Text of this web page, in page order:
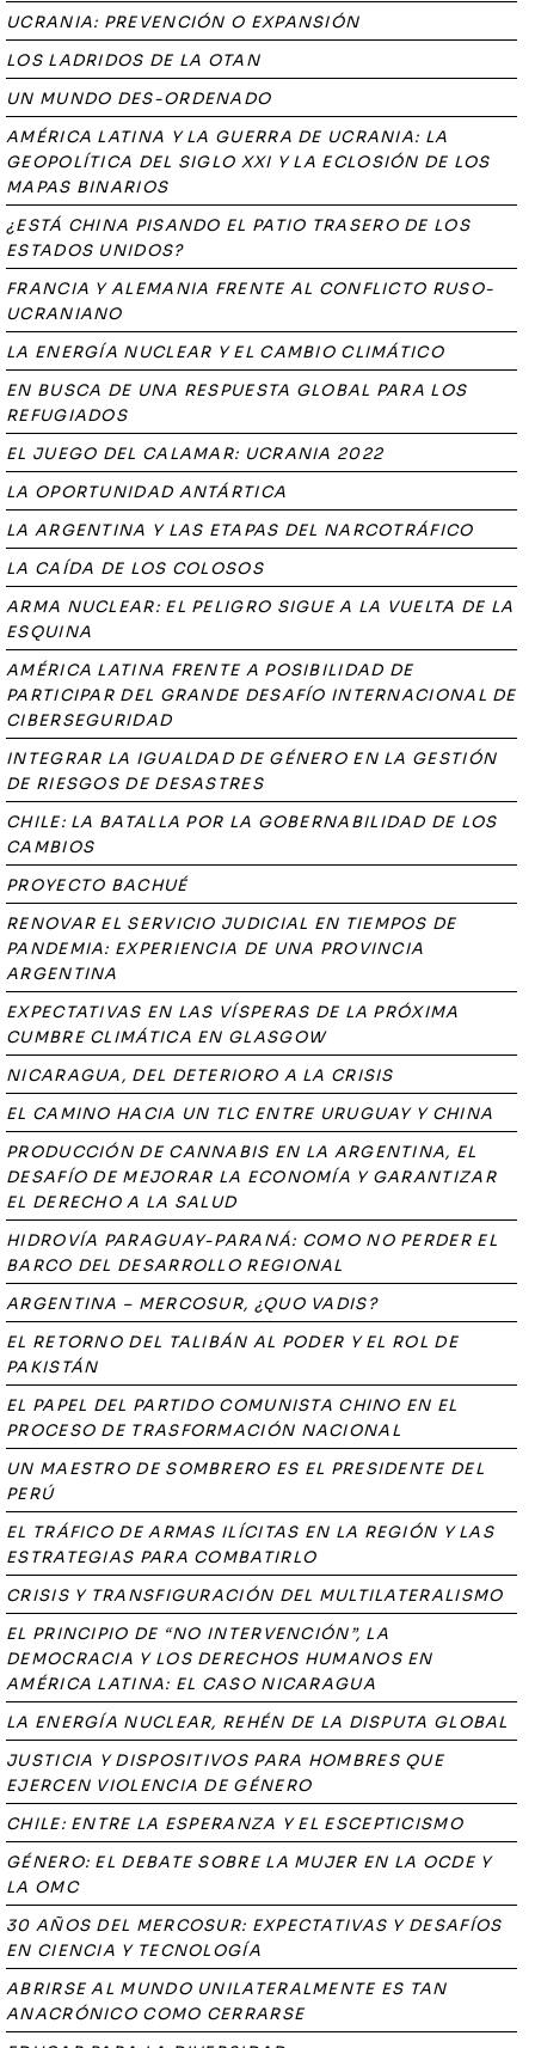
UCRANIA: PREVENCIÓN O EXPANSIÓN
LOS LADRIDOS DE LA OTAN
UN MUNDO DES-ORDENADO
AMÉRICA LATINA Y LA GUERRA DE UCRANIA: LA
GEOPOLÍTICA DEL SIGLO XXI Y LA ECLOSIÓN DE LOS
MAPAS BINARIOS
¿ESTÁ CHINA PISANDO EL PATIO TRASERO DE LOS
ESTADOS UNIDOS?
FRANCIA Y ALEMANIA FRENTE AL CONFLICTO RUSO-
UCRANIANO
LA ENERGÍA NUCLEAR Y EL CAMBIO CLIMÁTICO
EN BUSCA DE UNA RESPUESTA GLOBAL PARA LOS
REFUGIADOS
EL JUEGO DEL CALAMAR: UCRANIA 2022
LA OPORTUNIDAD ANTÁRTICA
LA ARGENTINA Y LAS ETAPAS DEL NARCOTRÁFICO
LA CAÍDA DE LOS COLOSOS
ARMA NUCLEAR: EL PELIGRO SIGUE A LA VUELTA DE LA
ESQUINA
AMÉRICA LATINA FRENTE A POSIBILIDAD DE
PARTICIPAR DEL GRANDE DESAFÍO INTERNACIONAL DE
CIBERSEGURIDAD
INTEGRAR LA IGUALDAD DE GÉNERO EN LA GESTIÓN
DE RIESGOS DE DESASTRES
CHILE: LA BATALLA POR LA GOBERNABILIDAD DE LOS
CAMBIOS
PROYECTO BACHUÉ
RENOVAR EL SERVICIO JUDICIAL EN TIEMPOS DE
PANDEMIA: EXPERIENCIA DE UNA PROVINCIA
ARGENTINA
EXPECTATIVAS EN LAS VÍSPERAS DE LA PRÓXIMA
CUMBRE CLIMÁTICA EN GLASGOW
NICARAGUA, DEL DETERIORO A LA CRISIS
EL CAMINO HACIA UN TLC ENTRE URUGUAY Y CHINA
PRODUCCIÓN DE CANNABIS EN LA ARGENTINA, EL
DESAFÍO DE MEJORAR LA ECONOMÍA Y GARANTIZAR
EL DERECHO A LA SALUD
HIDROVÍA PARAGUAY-PARANÁ: COMO NO PERDER EL
BARCO DEL DESARROLLO REGIONAL
ARGENTINA – MERCOSUR, ¿QUO VADIS?
EL RETORNO DEL TALIBÁN AL PODER Y EL ROL DE
PAKISTÁN
EL PAPEL DEL PARTIDO COMUNISTA CHINO EN EL
PROCESO DE TRASFORMACIÓN NACIONAL
UN MAESTRO DE SOMBRERO ES EL PRESIDENTE DEL
PERÚ
EL TRÁFICO DE ARMAS ILÍCITAS EN LA REGIÓN Y LAS
ESTRATEGIAS PARA COMBATIRLO
CRISIS Y TRANSFIGURACIÓN DEL MULTILATERALISMO
EL PRINCIPIO DE “NO INTERVENCIÓN”, LA
DEMOCRACIA Y LOS DERECHOS HUMANOS EN
AMÉRICA LATINA: EL CASO NICARAGUA
LA ENERGÍA NUCLEAR, REHÉN DE LA DISPUTA GLOBAL
JUSTICIA Y DISPOSITIVOS PARA HOMBRES QUE
EJERCEN VIOLENCIA DE GÉNERO
CHILE: ENTRE LA ESPERANZA Y EL ESCEPTICISMO
GÉNERO: EL DEBATE SOBRE LA MUJER EN LA OCDE Y
LA OMC
30 AÑOS DEL MERCOSUR: EXPECTATIVAS Y DESAFÍOS
EN CIENCIA Y TECNOLOGÍA
ABRIRSE AL MUNDO UNILATERALMENTE ES TAN
ANACRÓNICO COMO CERRARSE